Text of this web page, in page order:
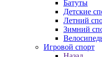
Батуты
Детские
Летний
Зимний
Игровой спорт